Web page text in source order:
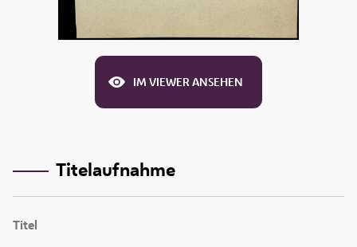
IM VIEWER ANSEHEN
Titelaufnahme
Titel